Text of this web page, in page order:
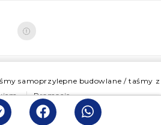
samoprzylepne budowlane / taśmy z
Promocje
© 2026 BB TAPES